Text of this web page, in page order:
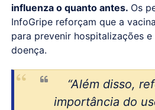
influenza o quanto antes. Os
InfoGripe reforçam que a
para prevenir hospitalizações
doença.
“Além disso,
importância do